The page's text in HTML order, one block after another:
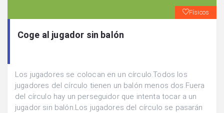
Físicos
Coge al jugador sin balón
Los jugadores se colocan en un círculo.Todos los
jugadores del círculo tienen un balón menos dos.Fuera
del círculo hay un perseguidor que intenta tocar a un
jugador sin balón.Los jugadores del círculo se pasarán